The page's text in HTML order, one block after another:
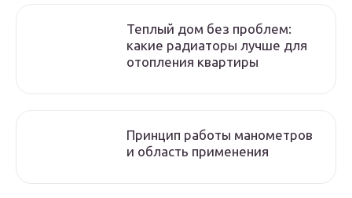
Теплый дом без проблем:
какие радиаторы лучше для
отопления квартиры
Принцип работы манометров
и область применения